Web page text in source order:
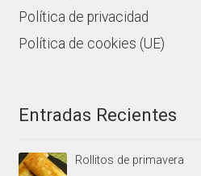
Política de privacidad
Política de cookies (UE)
Entradas Recientes
Rollitos de primavera